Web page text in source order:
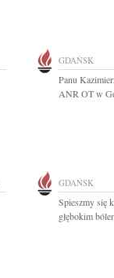
GDAŃSK
Panu
ANR OT w
GDAŃSK
Spieszmy się
głębokim